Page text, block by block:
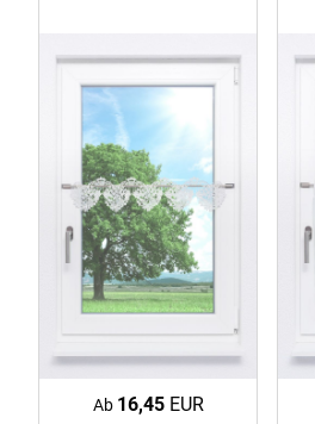
Ab 16,45EUR